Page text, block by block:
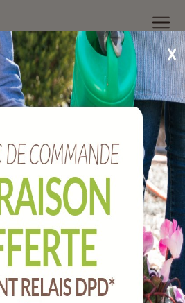
Poterie et accessoires /Pot plastique/
30 cm
Ø 30 cm